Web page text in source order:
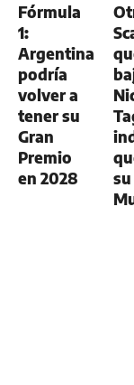
Fórmula
1:
Argentina
podría
volver a
tener su
Gran
Premio
en 2028